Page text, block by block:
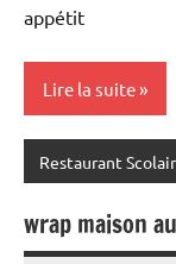
appétit
Lire la suite
Restaurant
wrap maison